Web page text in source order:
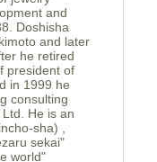
and
Doshisha
and later
he retired
president of
in 1999 he
consulting
He is an
sha) ,
sekai"
world"